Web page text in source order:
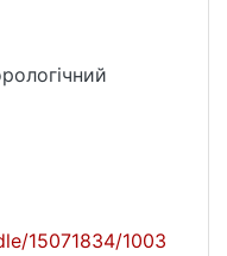
15071834/1003